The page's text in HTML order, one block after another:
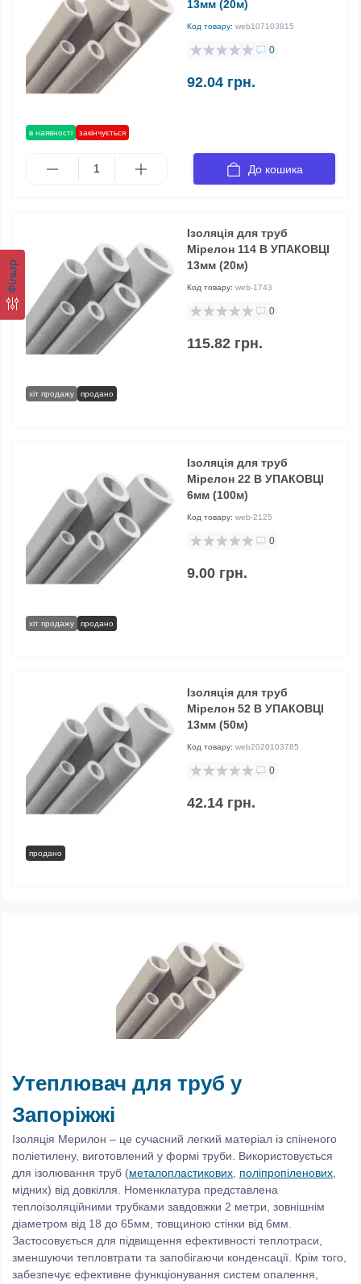
Фільтр
в наявності закінчується
13мм (20м)
Код товару: web107103815
0
92.04 грн.
До кошика
хіт продажу продано
Ізоляція для труб
Мірелон 114 В УПАКОВЦІ
13мм (20м)
Код товару: web-1743
0
115.82 грн.
хіт продажу продано
Ізоляція для труб
Мірелон 22 В УПАКОВЦІ
6мм (100м)
Код товару: web-2125
0
9.00 грн.
продано
Ізоляція для труб
Мірелон 52 В УПАКОВЦІ
13мм (50м)
Код товару: web2020103785
0
42.14 грн.
Утеплювач для труб у
Запоріжжі
Ізоляція Мерилон – це сучасний легкий матеріал із спіненого
поліетилену, виготовлений у формі труби. Використовується
для ізолювання труб (металопластикових поліпропіленових
мідних) від довкілля. Номенклатура представлена
теплоізоляційними трубками завдовжки 2 метри, зовнішнім
діаметром від 18 до 65мм, товщиною стінки від 6мм.
Застосовується для підвищення ефективності теплотраси,
зменшуючи тепловтрати та запобігаючи конденсації. Крім того,
забезпечує ефективне функціонування систем опалення,